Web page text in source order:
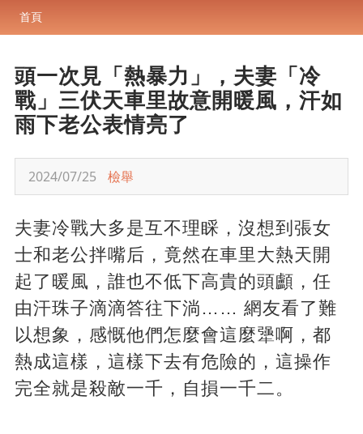
首頁
頭一次見「熱暴力」，夫妻「冷
戰」三伏天車里故意開暖風，汗如
雨下老公表情亮了
2024/07/25 檢舉
夫妻冷戰大多是互不理睬，沒想到張女
士和老公拌嘴后，竟然在車里大熱天開
起了暖風，誰也不低下高貴的頭顱，任
由汗珠子滴滴答往下淌…… 網友看了難
以想象，感慨他們怎麼會這麼犟啊，都
熱成這樣，這樣下去有危險的，這操作
完全就是殺敵一千，自損一千二。